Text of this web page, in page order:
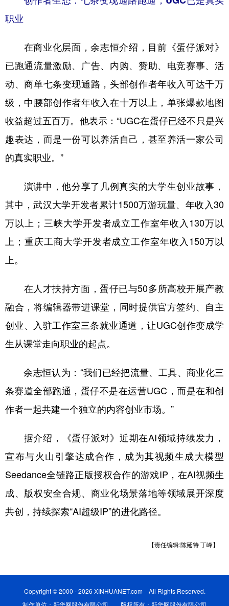
职业
在商业化层面，余志恒介绍，目前《蛋仔派对》
已跑通流量激励、广告、内购、赞助、电竞赛事、活
动、商单七条变现通路，头部创作者年收入可达千万
级，中腰部创作者年收入在十万以上，单张爆款地图
收益超过五百万。他表示：“UGC在蛋仔已经不只是兴
趣表达，而是一份可以养活自己，甚至养活一家公司
的真实职业。”
演讲中，他分享了几例真实的大学生创业故事，
其中，武汉大学开发者累计1500万游玩量、年收入30
万以上；三峡大学开发者成立工作室年收入130万以
上；重庆工商大学开发者成立工作室年收入150万以
上。
在人才扶持方面，蛋仔已与50多所高校开展产教
融合，将编辑器带进课堂，同时提供官方签约、自主
创业、入驻工作室三条就业通道，让UGC创作变成学
生从课堂走向职业的起点。
余志恒认为：“我们已经把流量、工具、商业化三
条赛道全部跑通，蛋仔不是在运营UGC，而是在和创
作者一起共建一个独立的内容创业市场。”
据介绍，《蛋仔派对》近期在AI领域持续发力，
宣布与火山引擎达成合作，成为其视频生成大模型
Seedance全链路正版授权合作的游戏IP，在AI视频生
成、版权安全合规、商业化场景落地等领域展开深度
共创，持续探索“AI超级IP”的进化路径。
【责任编辑:陈延特 丁峰】
Copyright © 2000 - 2026 XINHUANET.com All Rights Reserved.
制作单位：新华网股份有限公司 版权所有：新华网股份有限公司